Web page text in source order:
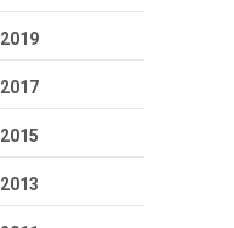
2019
2017
2015
2013